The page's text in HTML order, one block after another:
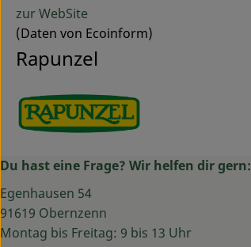
zur WebSite
(Daten von Ecoinform)
Rapunzel
Du hast eine Frage? Wir helfen dir gern:
Egenhausen 54
91619 Obernzenn
Montag bis Freitag: 9 bis 13 Uhr